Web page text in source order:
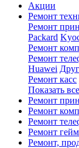
Акции
Ремонт
Ремонт
Packard
Ремонт
Ремонт
Huawei
Ремонт касс
Показать все
Ремонт
Ремонт
Ремонт
Ремонт
Ремонт,